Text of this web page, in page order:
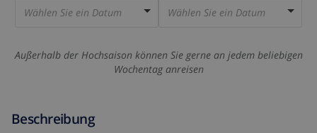
Wählen Sie ein Datum Wählen Sie ein Datum
Außerhalb der Hochsaison können Sie gerne an jedem beliebigen
Wochentag anreisen
Beschreibung